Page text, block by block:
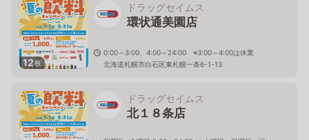
12枚
ドラッグセイムス
環状通美園店
0:00～3:00、4:00～24:00 ※3:00～4:00は休業
北海道札幌市白石区東札幌一条6-1-13
ドラッグセイムス
北１８条店